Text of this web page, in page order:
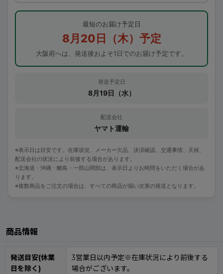
最短のお届け予定日
8月20日（木）予定
大阪府へは、発送後およそ1日でのお届け予定です。
発送予定日
8月19日（水）
配送会社
ヤマト運輸
※表示日は目安です。在庫状況、メーカー欠品、決済確認、交通事情、天候、
配送会社の状況により前後する場合があります。
※北海道・沖縄・離島・一部山間部は、表示日よりお時間をいただく場合があ
ります。
※複数商品をご注文の場合は、すべての商品が揃い次第の発送となります。
商品情報
発送目安(休業
日を除く)
3営業日以内予定※在庫状況により前後する
場合がございます。